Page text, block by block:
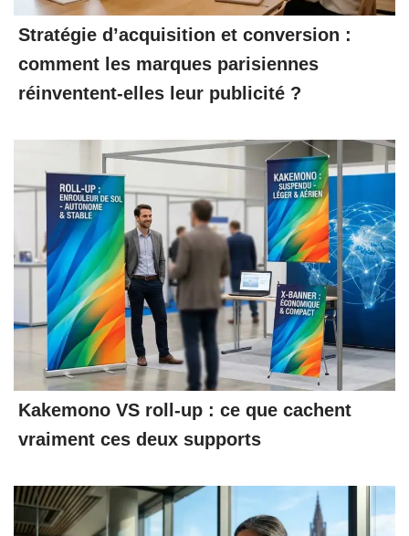
Stratégie d’acquisition et conversion :
comment les marques parisiennes
réinventent-elles leur publicité ?
Kakemono VS roll-up : ce que cachent
vraiment ces deux supports